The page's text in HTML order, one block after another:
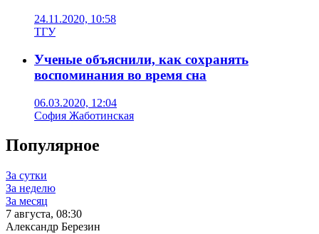
24.11.2020, 10:58
ТГУ
Ученые объяснили, как сохранять
воспоминания во время сна
06.03.2020, 12:04
София Жаботинская
Популярное
За сутки
За неделю
За месяц
7 августа, 08:30
Александр Березин